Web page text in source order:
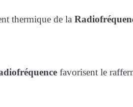
thermique de la
favorisent le